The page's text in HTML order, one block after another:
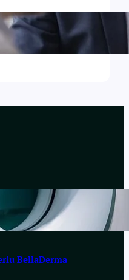
plėtra
projektai keičia
(PKS).
BellaDerma